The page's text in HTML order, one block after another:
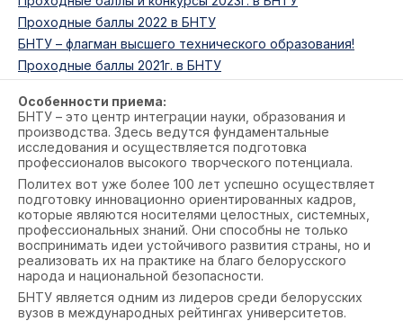
Проходные баллы 2022 в БНТУ
БНТУ – флагман высшего технического образования!
Проходные баллы 2021г. в БНТУ
Особенности приема:
БНТУ – это центр интеграции науки, образования и
производства. Здесь ведутся фундаментальные
исследования и осуществляется подготовка
профессионалов высокого творческого потенциала.
Политех вот уже более 100 лет успешно осуществляет
подготовку инновационно ориентированных кадров,
которые являются носителями целостных, системных,
профессиональных знаний. Они способны не только
воспринимать идеи устойчивого развития страны, но и
реализовать их на практике на благо белорусского
народа и национальной безопасности.
БНТУ является одним из лидеров среди белорусских
вузов в международных рейтингах университетов.